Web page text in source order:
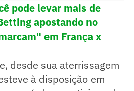
pode levar mais de
apostando no
em França x
desde sua aterrissagem
à disposição em